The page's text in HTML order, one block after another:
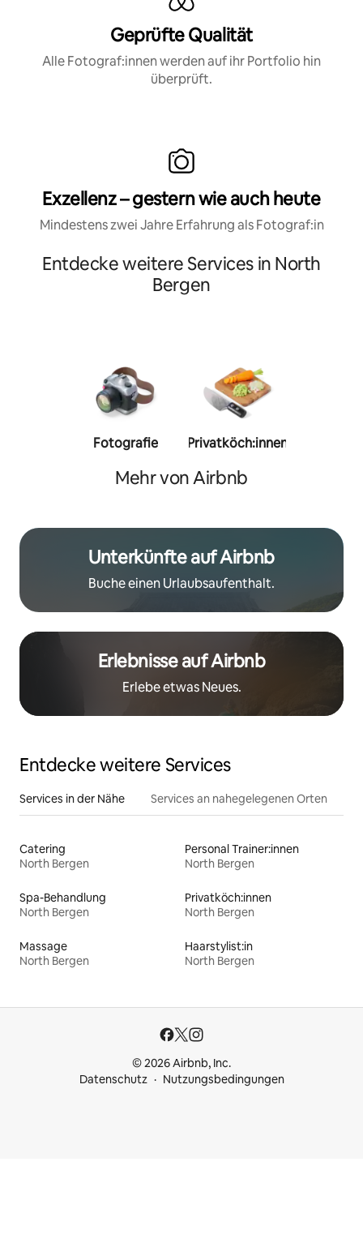
Geprüfte Qualität
Alle Fotograf:innen werden auf ihr Portfolio hin
überprüft.
Exzellenz – gestern wie auch heute
Mindestens zwei Jahre Erfahrung als Fotograf:in
Entdecke weitere Services in North
Bergen
Fotografie Privatköch:innen
Mehr von Airbnb
Unterkünfte auf Airbnb
Buche einen Urlaubsaufenthalt.
Erlebnisse auf Airbnb
Erlebe etwas Neues.
Entdecke weitere Services
Services in der Nähe Services an nahegelegenen Orten
Catering
North Bergen
Personal Trainer:innen
North Bergen
Spa-Behandlung
North Bergen
Privatköch:innen
North Bergen
Massage
North Bergen
Haarstylist:in
North Bergen
© 2026 Airbnb, Inc.
Datenschutz
Nutzungsbedingungen